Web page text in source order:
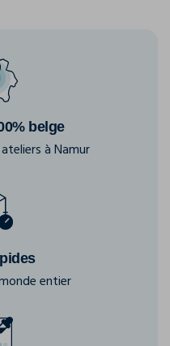
belge
à Namur
entier